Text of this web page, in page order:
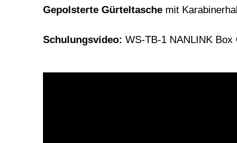
Gepolsterte Gürteltasche mit
Schulungsvideo: WS-TB-1 NANLINK Box